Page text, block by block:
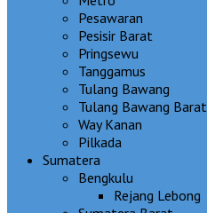
Pesawaran
Pesisir Barat
Pringsewu
Tanggamus
Tulang Bawang
Tulang Bawang Barat
Way Kanan
Pilkada
Sumatera
Bengkulu
Rejang Lebong